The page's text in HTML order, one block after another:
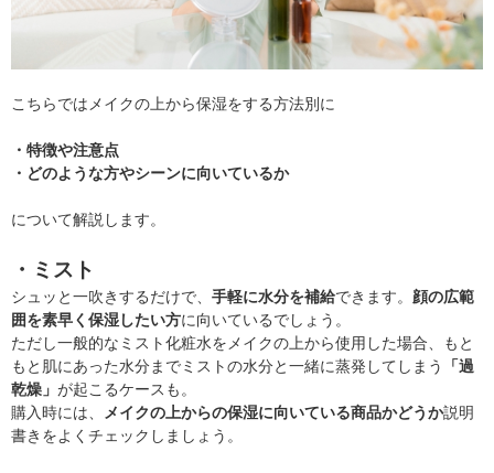
こちらではメイクの上から保湿をする方法別に
・特徴や注意点
・どのような方やシーンに向いているか
について解説します。
・ミスト
シュッと一吹きするだけで、 手軽に水分を補給できます。 顔の広範
囲を素早く保湿したい方に向いているでしょう。
ただし一般的なミスト化粧水をメイクの上から使用した場合、もと
もと肌にあった水分までミストの水分と一緒に蒸発してしまう
「過
乾燥」 が起こるケースも。
購入時には、 メイクの上からの保湿に向いている商品かどうか説明
書きをよくチェックしましょう。